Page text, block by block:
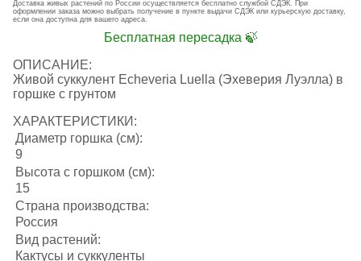
Доставка живых растений по России осуществляется бесплатно службой СДЭК. При
оформлении заказа можно выбрать получение в пункте выдачи СДЭК или курьерскую доставку,
если она доступна для вашего адреса.
Бесплатная пересадка 🍃
ОПИСАНИЕ:
Живой суккулент Echeveria Luella (Эхеверия Луэлла) в
горшке с грунтом
ХАРАКТЕРИСТИКИ:
Диаметр горшка (см):
9
Высота с горшком (см):
15
Страна производства:
Россия
Вид растений:
Кактусы и суккуленты